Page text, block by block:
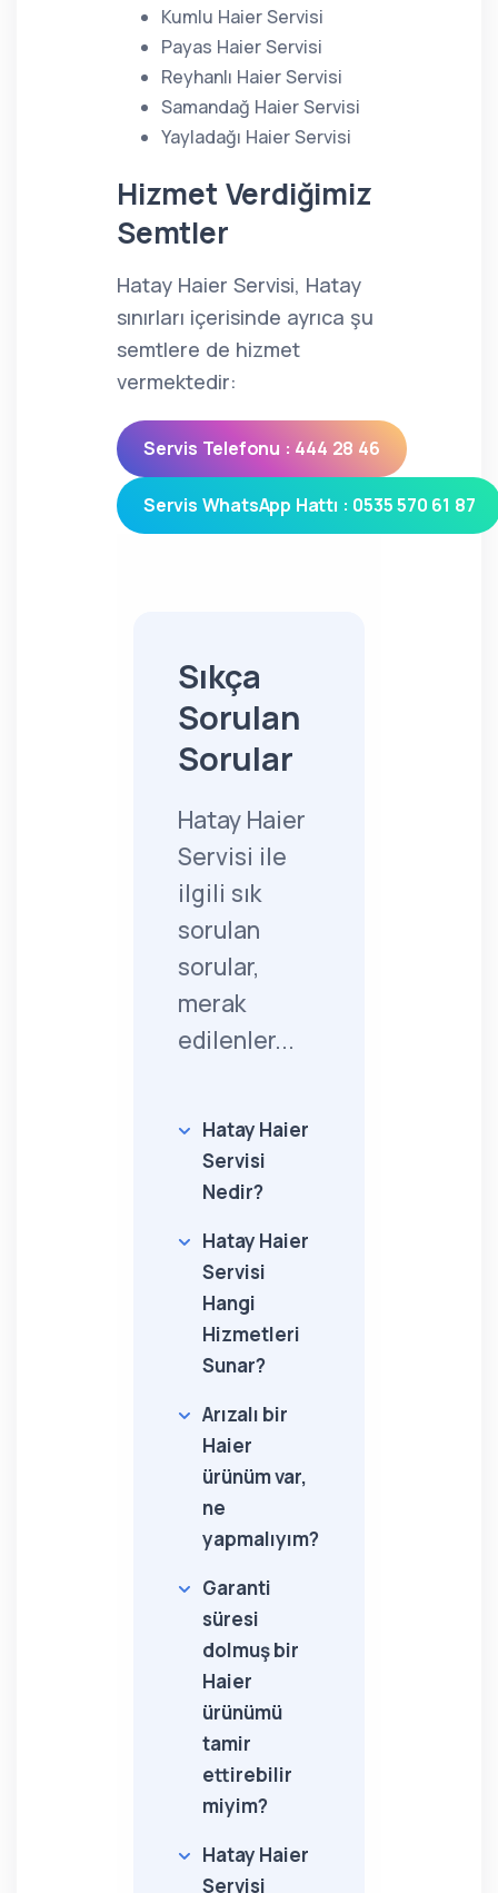
Kumlu Haier Servisi
Payas Haier Servisi
Reyhanlı Haier Servisi
Samandağ Haier Servisi
Yayladağı Haier Servisi
Hizmet Verdiğimiz
Semtler
Hatay Haier Servisi, Hatay
sınırları içerisinde ayrıca şu
semtlere de hizmet
vermektedir:
Servis Telefonu : 444 28 46
Servis WhatsApp Hattı : 0535 570 61 87
Sıkça
Sorulan
Sorular
Hatay Haier
Servisi ile
ilgili sık
sorulan
sorular,
merak
edilenler...
Hatay Haier
Servisi
Nedir?
Hatay Haier
Servisi
Hangi
Hizmetleri
Sunar?
Arızalı bir
Haier
ürünüm var,
ne
yapmalıyım?
Garanti
süresi
dolmuş bir
Haier
ürünümü
tamir
ettirebilir
miyim?
Hatay Haier
Servisi